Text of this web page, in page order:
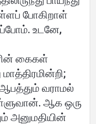
போகிறாள்
உடனே,
கைகள்
வராமல்
ஆக ஒரு
அனுமதியின்